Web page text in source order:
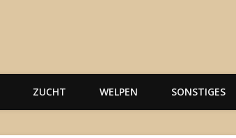
ZUCHT WELPEN SONSTIGES